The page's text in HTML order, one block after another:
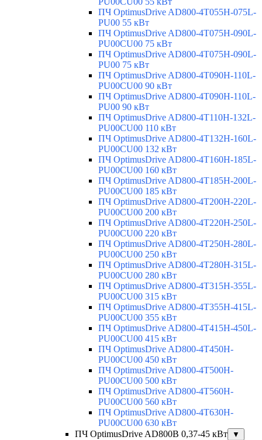
ПЧ OptimusDrive AD800-4T055H-075L-
PU00 55 кВт
ПЧ OptimusDrive AD800-4T075H-090L-
PU00CU00 75 кВт
ПЧ OptimusDrive AD800-4T075H-090L-
PU00 75 кВт
ПЧ OptimusDrive AD800-4T090H-110L-
PU00CU00 90 кВт
ПЧ OptimusDrive AD800-4T090H-110L-
PU00 90 кВт
ПЧ OptimusDrive AD800-4T110H-132L-
PU00CU00 110 кВт
ПЧ OptimusDrive AD800-4T132H-160L-
PU00CU00 132 кВт
ПЧ OptimusDrive AD800-4T160H-185L-
PU00CU00 160 кВт
ПЧ OptimusDrive AD800-4T185H-200L-
PU00CU00 185 кВт
ПЧ OptimusDrive AD800-4T200H-220L-
PU00CU00 200 кВт
ПЧ OptimusDrive AD800-4T220H-250L-
PU00CU00 220 кВт
ПЧ OptimusDrive AD800-4T250H-280L-
PU00CU00 250 кВт
ПЧ OptimusDrive AD800-4T280H-315L-
PU00CU00 280 кВт
ПЧ OptimusDrive AD800-4T315H-355L-
PU00CU00 315 кВт
ПЧ OptimusDrive AD800-4T355H-415L-
PU00CU00 355 кВт
ПЧ OptimusDrive AD800-4T415H-450L-
PU00CU00 415 кВт
ПЧ OptimusDrive AD800-4T450H-
PU00CU00 450 кВт
ПЧ OptimusDrive AD800-4T500H-
PU00CU00 500 кВт
ПЧ OptimusDrive AD800-4T560H-
PU00CU00 560 кВт
ПЧ OptimusDrive AD800-4T630H-
PU00CU00 630 кВт
ПЧ OptimusDrive AD800B 0,37-45 кВт
▼